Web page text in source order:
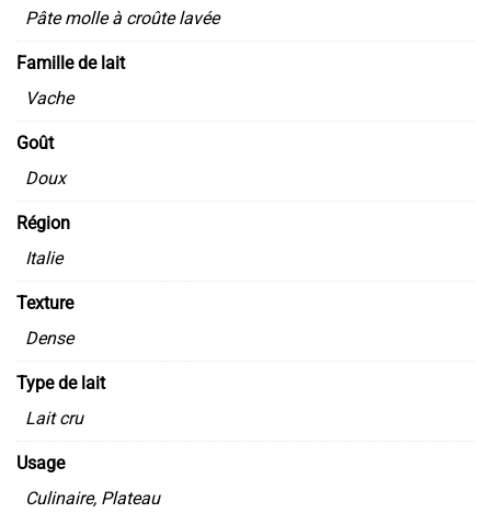
Pâte molle à croûte lavée
Famille de lait
Vache
Goût
Doux
Région
Italie
Texture
Dense
Type de lait
Lait cru
Usage
Culinaire, Plateau